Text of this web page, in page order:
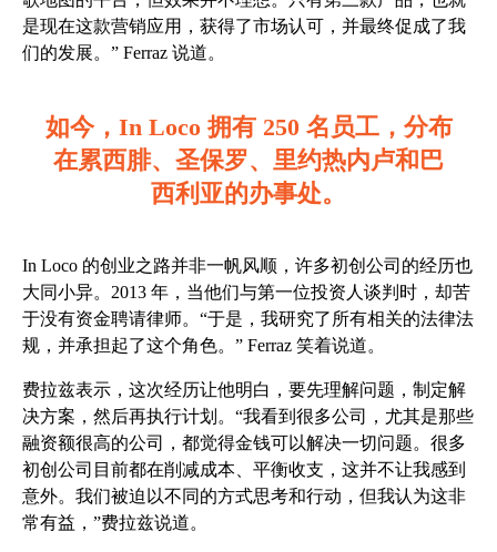
是现在这款营销应用，获得了市场认可，并最终促成了我
们的发展。” Ferraz 说道。
如今，In Loco 拥有 250 名员工，分布
在累西腓、圣保罗、里约热内卢和巴
西利亚的办事处。
In Loco 的创业之路并非一帆风顺，许多初创公司的经历也
大同小异。2013 年，当他们与第一位投资人谈判时，却苦
于没有资金聘请律师。“于是，我研究了所有相关的法律法
规，并承担起了这个角色。” Ferraz 笑着说道。
费拉兹表示，这次经历让他明白，要先理解问题，制定解
决方案，然后再执行计划。“我看到很多公司，尤其是那些
融资额很高的公司，都觉得金钱可以解决一切问题。很多
初创公司目前都在削减成本、平衡收支，这并不让我感到
意外。我们被迫以不同的方式思考和行动，但我认为这非
常有益，”费拉兹说道。